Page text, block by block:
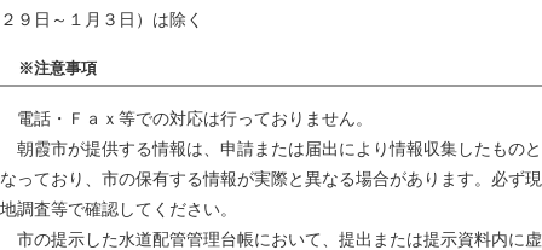
２９日～１月３日）は除く
※注意事項
電話・Ｆａｘ等での対応は行っておりません。
朝霞市が提供する情報は、申請または届出により情報収集したものと
なっており、市の保有する情報が実際と異なる場合があります。必ず現
地調査等で確認してください。
市の提示した水道配管管理台帳において、提出または提示資料内に虚